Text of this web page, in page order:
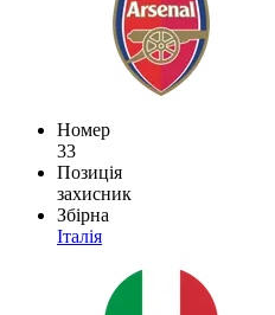
Номер
33
Позиція
захисник
Збірна
Італія